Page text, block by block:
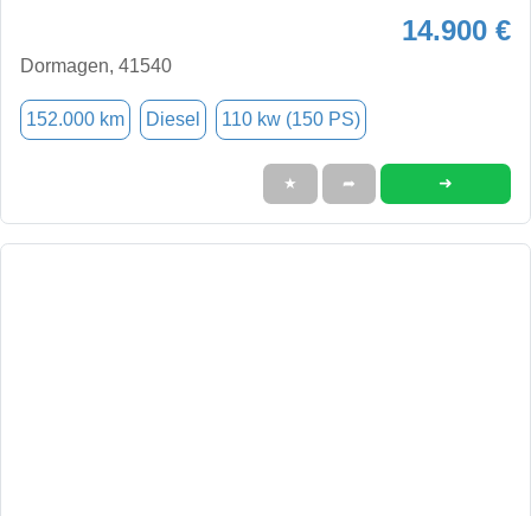
14.900 €
Dormagen, 41540
152.000 km Diesel 110 kw (150 PS)
★ ➦ ➜